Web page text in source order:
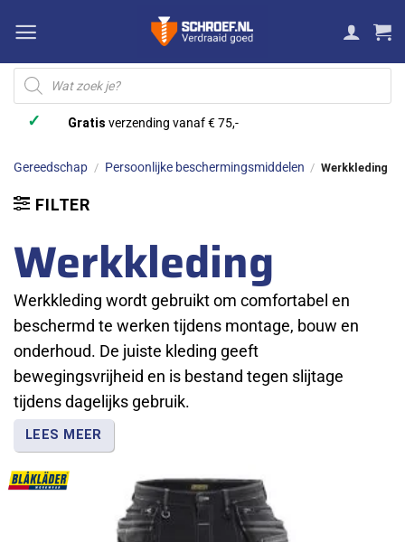
naar
inhoud
Producten
zoeken
✓ Gratis verzending vanaf € 75,-
Gereedschap / Persoonlijke beschermingsmiddelen / Werkkleding
FILTER
Werkkleding
Werkkleding wordt gebruikt om comfortabel en
beschermd te werken tijdens montage, bouw en
onderhoud. De juiste kleding geeft
bewegingsvrijheid en is bestand tegen slijtage
tijdens dagelijks gebruik.
LEES MEER
Met werkbroeken, werkjassen en andere
werkkleding werk je praktisch en houd je
gereedschap en accessoires binnen handbereik.